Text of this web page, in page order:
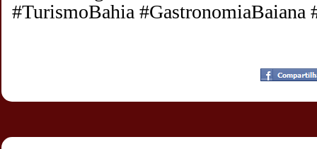
#TurismoBahia #GastronomiaBaiana
20:01